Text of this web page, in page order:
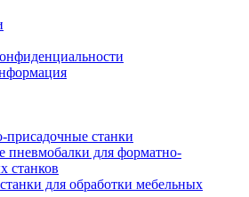
присадочные станки
для форматно-
станков
для обработки мебельных